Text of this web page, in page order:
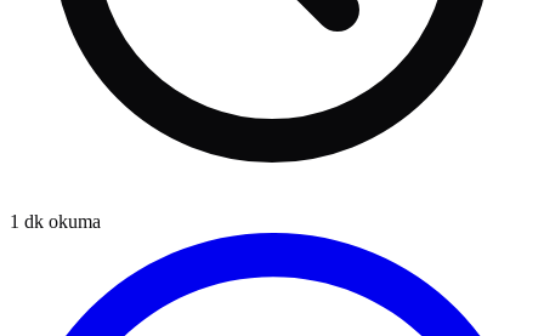
1 dk okuma